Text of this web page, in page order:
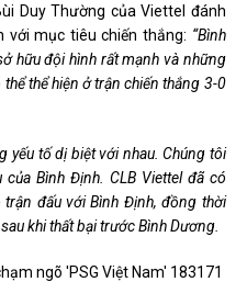
Duy Thường của Viettel đánh
mục tiêu chiến thắng: “Bình
hữu đội hình rất mạnh và những
thể hiện ở trận chiến thắng 3-0
yếu tố dị biệt với nhau. Chúng tôi
Bình Định. CLB Viettel đã có
đấu với Bình Định, đồng thời
khi thất bại trước Bình Dương.